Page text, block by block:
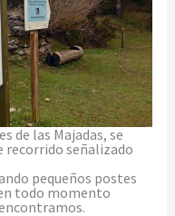
de las Majadas, se
recorrido señalizado
pequeños postes
todo momento